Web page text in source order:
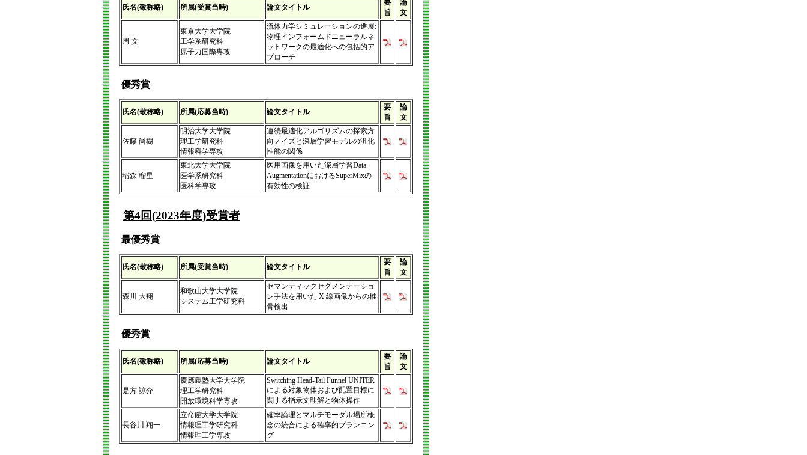
氏名(敬称略) 所属(受賞当時) 論文タイトル
要
旨
論
文
周 文
東京大学大学院
工学系研究科
原子力国際専攻
流体力学シミュレーションの進展:
物理インフォームドニューラルネ
ットワークの最適化への包括的ア
プローチ
優秀賞
氏名(敬称略) 所属(応募当時) 論文タイトル
要
旨
論
文
佐藤 尚樹
明治大学大学院
理工学研究科
情報科学専攻
連続最適化アルゴリズムの探索方
向ノイズと深層学習モデルの汎化
性能の関係
稲森 瑠星
東北大学大学院
医学系研究科
医科学専攻
医用画像を用いた深層学習Data
AugmentationにおけるSuperMixの
有効性の検証
第4回(2023年度)受賞者
最優秀賞
氏名(敬称略) 所属(受賞当時) 論文タイトル
要
旨
論
文
森川 大翔
和歌山大学大学院
システム工学研究科
セマンティックセグメンテーショ
ン手法を用いた X 線画像からの椎
骨検出
優秀賞
氏名(敬称略) 所属(応募当時) 論文タイトル
要
旨
論
文
是方 諒介
慶應義塾大学大学院
理工学研究科
開放環境科学専攻
Switching Head-Tail Funnel UNITER
による対象物体および配置目標に
関する指示文理解と物体操作
長谷川 翔一
立命館大学大学院
情報理工学研究科
情報理工学専攻
確率論理とマルチモーダル場所概
念の統合による確率的プランニン
グ